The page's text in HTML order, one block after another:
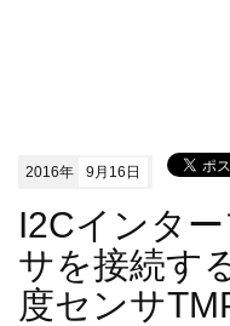
2016年 9月16日
I2Cインタ
サを接続す
度センサ